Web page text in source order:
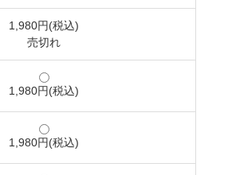
1,980円(税込)
売切れ
1,980円(税込)
1,980円(税込)